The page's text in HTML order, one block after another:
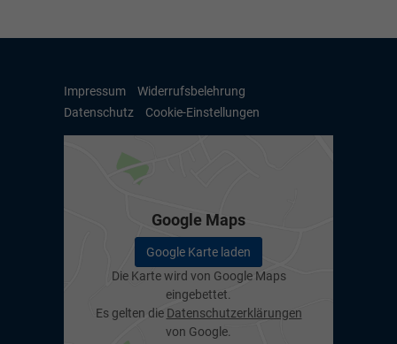
Impressum
Widerrufsbelehrung
Datenschutz
Cookie-Einstellungen
Google Maps
Google Karte laden
Die Karte wird von Google Maps
eingebettet.
Es gelten die Datenschutzerklärungen
von Google.